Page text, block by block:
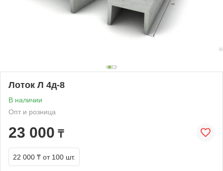
Лоток Л 4д-8
В наличии
Опт и розница
23 000 ₸
22 000 ₸ от 100 шт.